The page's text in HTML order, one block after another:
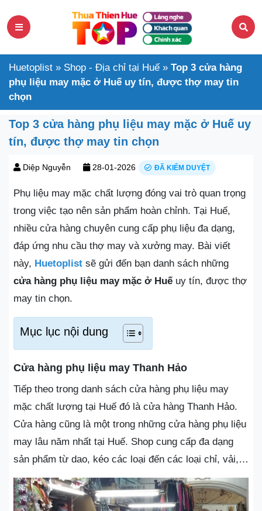
Huetoplist » Shop - Địa chỉ tại Huế » Top 3 cửa hàng
phụ liệu may mặc ở Huế uy tín, được thợ may tin
chọn
Top 3 cửa hàng phụ liệu may mặc ở Huế uy
tín, được thợ may tin chọn
Diệp Nguyễn 28-01-2026 ĐÃ KIỂM DUYỆT
Phụ liệu may mặc chất lượng đóng vai trò quan trọng
trong việc tạo nên sản phẩm hoàn chỉnh. Tại Huế,
nhiều cửa hàng chuyên cung cấp phụ liệu đa dạng,
đáp ứng nhu cầu thợ may và xưởng may. Bài viết
này, Huetoplist sẽ gửi đến bạn danh sách những
cửa hàng phụ liệu may mặc ở Huếuy tín, được thợ
may tin chọn.
Mục lục nội dung
Cửa hàng phụ liệu may Thanh Hảo
Tiếp theo trong danh sách cửa hàng phụ liệu may
mặc chất lượng tại Huế đó là cửa hàng Thanh Hảo.
Cửa hàng cũng là một trong những cửa hàng phụ liệu
may lâu năm nhất tại Huế. Shop cung cấp đa dạng
sản phẩm từ dao, kéo các loại đến các loại chỉ, vải,…